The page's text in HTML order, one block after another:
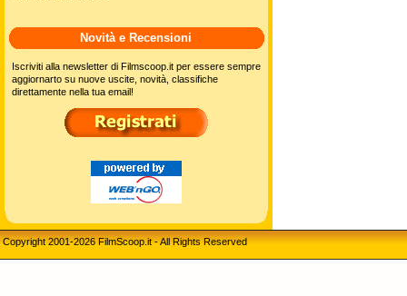
Novità e Recensioni
Iscriviti alla newsletter di Filmscoop.it per essere sempre
aggiornarto su nuove uscite, novità, classifiche
direttamente nella tua email!
Copyright 2001-2026 FilmScoop.it - All Rights Reserved